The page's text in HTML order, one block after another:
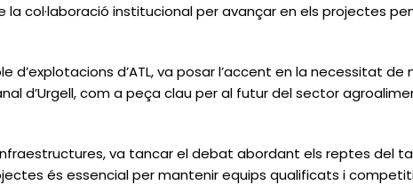
col·laboració institucional per avançar en els projectes
d’explotacions d’ATL, va posar l’accent en la necessitat de
d’Urgell, com a peça clau per al futur del sector
va tancar el debat abordant els reptes del
és essencial per mantenir equips qualificats i